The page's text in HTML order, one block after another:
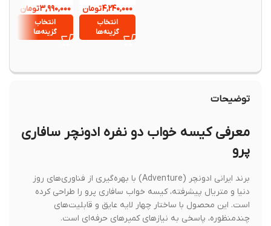
CNK2300DZ02
4
۴,۲۴۰,۰۰۰تومان
انتخاب
گزینه‌ها
NH21DC011
۳,۹۹۰,۰۰۰تومان
انتخاب
گزینه‌ها
توضیحات
معرفی کیسه خواب دو نفره ادونچر سافاری
برند ایرانی ادونچر (Adventure) با بهره‌گیری از فناوری‌های روز
دنیا و متریال پیشرفته، کیسه خواب سافاری پرو را طراحی کرده
است. این محصول با ساختار چهار لایه عایق و قابلیت‌های